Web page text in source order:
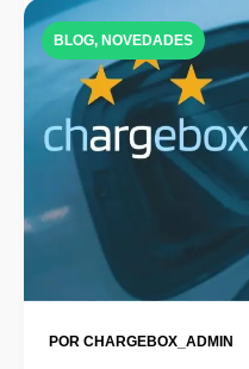
BLOG, NOVEDADES
POR CHARGEBOX_ADMIN